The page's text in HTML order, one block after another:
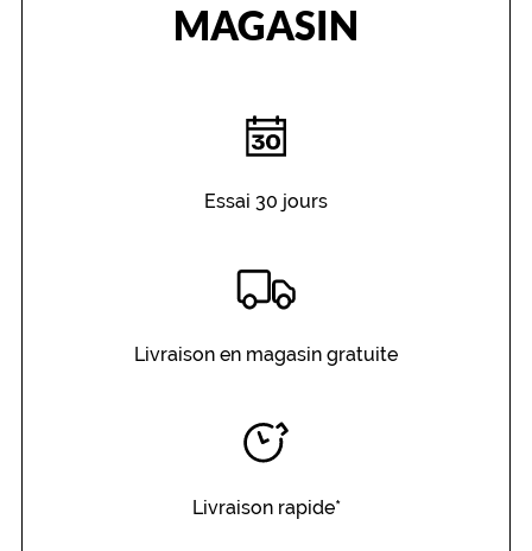
MAGASIN
Essai 30 jours
Livraison en magasin gratuite
Livraison rapide*